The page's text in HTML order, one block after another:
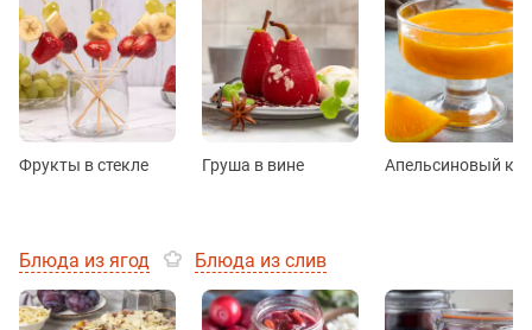
Фрукты в стекле Груша в вине Апельсиновый
Блюда из ягод Блюда из слив